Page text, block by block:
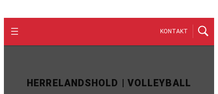
KONTAKT
HERRELANDSHOLD | VOLLEYBALL